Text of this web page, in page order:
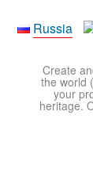
Russia
Create
the world
your
heritage.